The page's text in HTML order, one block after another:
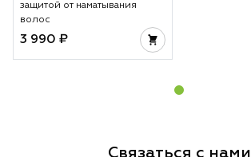
защитой от наматывания
волос
3 990 ₽
Связаться с нами